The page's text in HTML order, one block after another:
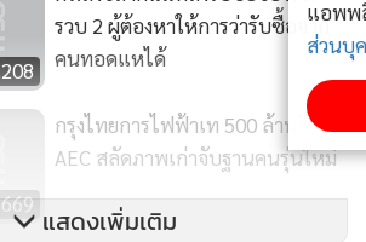
รวบ 2 ผู้ต้องหาให้การว่ารับซื้อจาก
คนทอดแหได้
669
กรุงไทยการไฟฟ้าเท 500 ล้านรับ
AEC สลัดภาพเก่าจับฐานคนรุ่นใหม่
แสดงเพิ่มเติม
ไขการใช้งานเว็บไซต์ และ
นโยบายสิทธิ
รับทราบ